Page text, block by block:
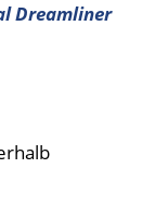
Dreamliner